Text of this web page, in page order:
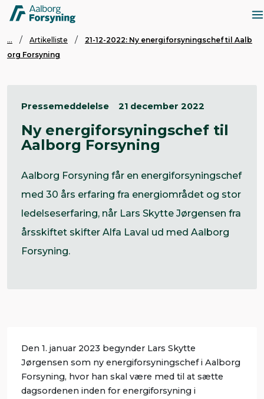
... Artikelliste
21-12-2022: Ny energiforsyningschef til Aalb
org Forsyning
Pressemeddelelse 21 december 2022
Ny energiforsyningschef til
Aalborg Forsyning
Aalborg Forsyning får en energiforsyningschef
med 30 års erfaring fra energiområdet og stor
ledelseserfaring, når Lars Skytte Jørgensen fra
årsskiftet skifter Alfa Laval ud med Aalborg
Forsyning.
Den 1. januar 2023 begynder Lars Skytte
Jørgensen som ny energiforsyningschef i Aalborg
Forsyning, hvor han skal være med til at sætte
dagsordenen inden for energiforsyning i